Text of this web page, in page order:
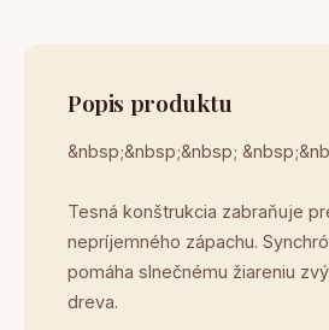
Popis produktu
&nbsp;&nbsp;&nbsp;
Tesná konštrukcia zabraňuje
nepríjemného zápachu.
pomáha slnečnému žiareniu
dreva.